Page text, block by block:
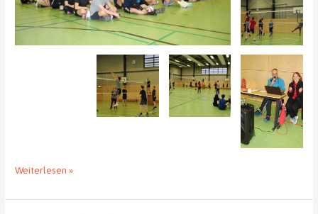
Ehemaliger
mit
Weiterlesen »